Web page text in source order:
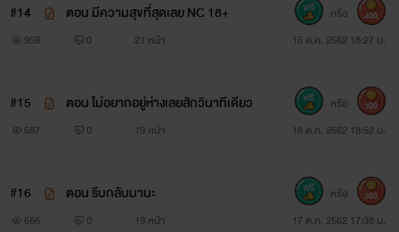
ฉัตร ปาริฉัตร
เพื่อที่จะให้ครอบครัวของเธอมีความสุขและอยู่สบาย เธอเป็นคน
ซื่อและจิตใจดีจนทำให้หลายคนตกหลุมรักเธอได้อย่างง่าย
#14 ตอน มีความสุขที่สุดเลย NC 18+
959 0 21 หน้า 15 ต.ค. 2562 18:27 น.
หรือ 400
#15 ตอน ไม่อยากอยู่ห่างเลยสักวินาทีเดียว
587 0 19 หน้า 16 ต.ค. 2562 18:52 น.
หรือ 300
#16 ตอน รีบกลับมานะ
556 0 19 หน้า 17 ต.ค. 2562 17:38 น.
หรือ 300